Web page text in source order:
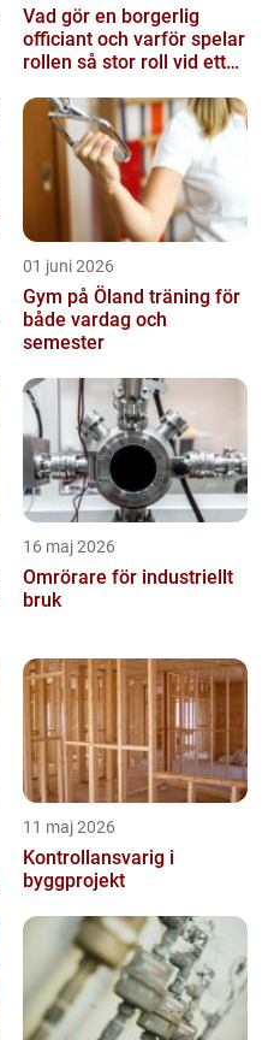
Vad gör en borgerlig
officiant och varför spelar
rollen så stor roll vid ett
01 juni 2026
Gym på Öland träning för
både vardag och
semester
16 maj 2026
Omrörare för industriellt
bruk
11 maj 2026
Kontrollansvarig i
byggprojekt